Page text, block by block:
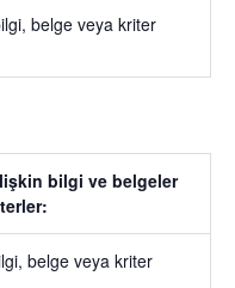
belge veya kriter
bilgi ve belgeler
belge veya kriter